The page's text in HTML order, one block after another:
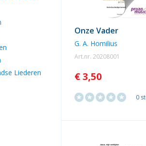
Liederen
Onze Vader
G. A. Homilius
Art.nr. 20208001
€ 3,50
0